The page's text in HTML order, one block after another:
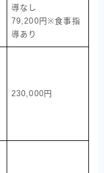
導なし
79,200円※食事指
導あり
230,000円